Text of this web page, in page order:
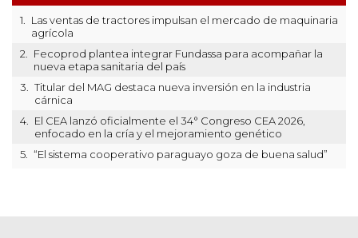
1.
Las ventas de tractores impulsan el mercado de maquinaria
agrícola
2.
Fecoprod plantea integrar Fundassa para acompañar la
nueva etapa sanitaria del país
3.
Titular del MAG destaca nueva inversión en la industria
cárnica
4.
El CEA lanzó oficialmente el 34° Congreso CEA 2026,
enfocado en la cría y el mejoramiento genético
5.
“El sistema cooperativo paraguayo goza de buena salud”